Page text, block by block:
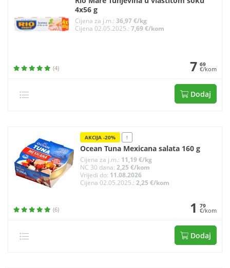
4x56 g
Cijena za j.m.:36,97 €/kg
Cijena 02.05.2025.:7,69 €/kom
(4) 7 69
€/kom
Dodaj
AKCIJA -20% !
Ocean Tuna Mexicana salata 160 g
Cijena za j.m.: 11,19 €/kg
NC 30 dana: 2,25 €/kom
Vrijedi do: 11.08.2026
Cijena 02.05.2025.: 2,25 €/kom
(6) 1 79
€/kom
Dodaj